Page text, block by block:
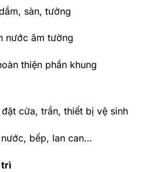
sàn, tường
nước âm tường
thiện phần khung
cửa, trần, thiết bị vệ sinh
bếp, lan can…
trì